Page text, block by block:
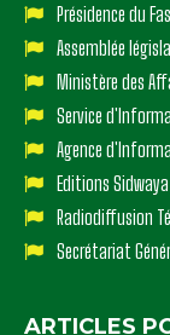
Présidence du
Assemblée
Ministère des
Service
Agence
Editions Sidwaya
Radiodiffusion
Secrétariat
ARTICLES